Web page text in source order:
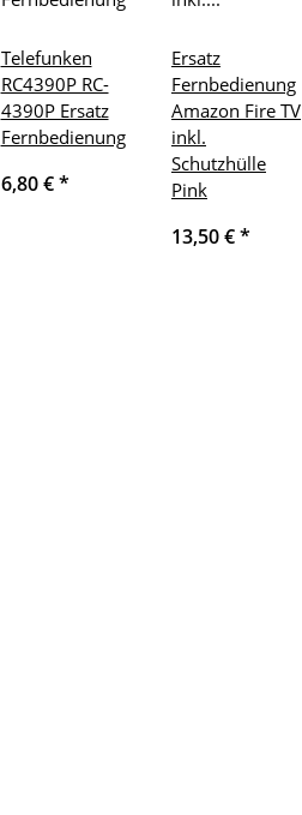
Telefunken
RC4390P RC-
4390P Ersatz
Fernbedienung
6,80 €*
Ersatz
Fernbedienung
Amazon Fire TV
inkl.
Schutzhülle
Pink
13,50 €*